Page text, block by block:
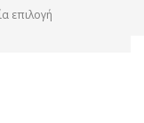
επιλογή